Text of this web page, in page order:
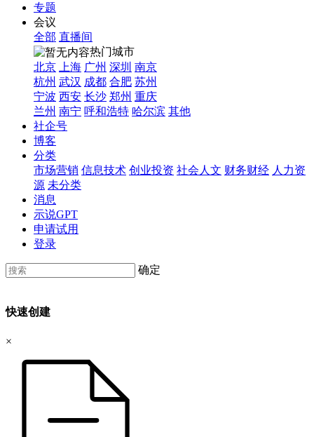
专题
会议
全部 直播间
热门城市
北京
上海 广州 深圳 南京
杭州 武汉 成都 合肥 苏州
宁波 西安 长沙 郑州 重庆
兰州 南宁 呼和浩特 哈尔滨 其他
社企号
博客
分类
市场营销 信息技术 创业投资 社会人文 财务财经 人力资
源 未分类
消息
示说GPT
申请试用
登录
确定
快速创建
×